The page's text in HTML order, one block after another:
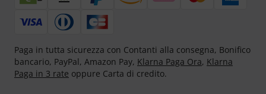
Paga in tutta sicurezza con Contanti alla consegna, Bonifico
bancario, PayPal, Amazon Pay, Klarna Paga Ora, Klarna
Paga in 3 rate oppure Carta di credito.